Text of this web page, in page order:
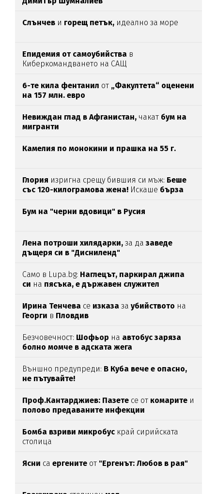
Слънчев и горещ петък, идеално за море
Епидемия от самоубийства в
Киберкомандването на САЩ
6-те кила фентанил от „Факултета“ оценени
на 157 млн. евро
Невиждан глад в Афганистан, чакат бум на
мигранти
Камелия по монокини и прашка на 55 г.
Глория изригна срещу бившия си мъж: Беше
със 120-килограмова жена! Искаше бърза
Бум на "черни вдовици" в Русия
Лена потроши хилядарки,за да заведе
дъщеря си в "Дисниленд"
Само в Lupa.bg: Наглецът, паркирал джипа
си на пясъка, е държавен служител
Ирина Тенчева се изказазаубийството на
Георги в Пловдив
Безчовечност: Шофьор на автобус заряза
болно момче в адската жега
Външно предупреди: В Куба вече е опасно,
не пътувайте!
Проф.Кантарджиев: Пазете се от комарите и
полово предаваните инфекции
Бомба взриви микробус край сирийската
столица
Ясни са ергените от "Ергенът: Любов в рая"